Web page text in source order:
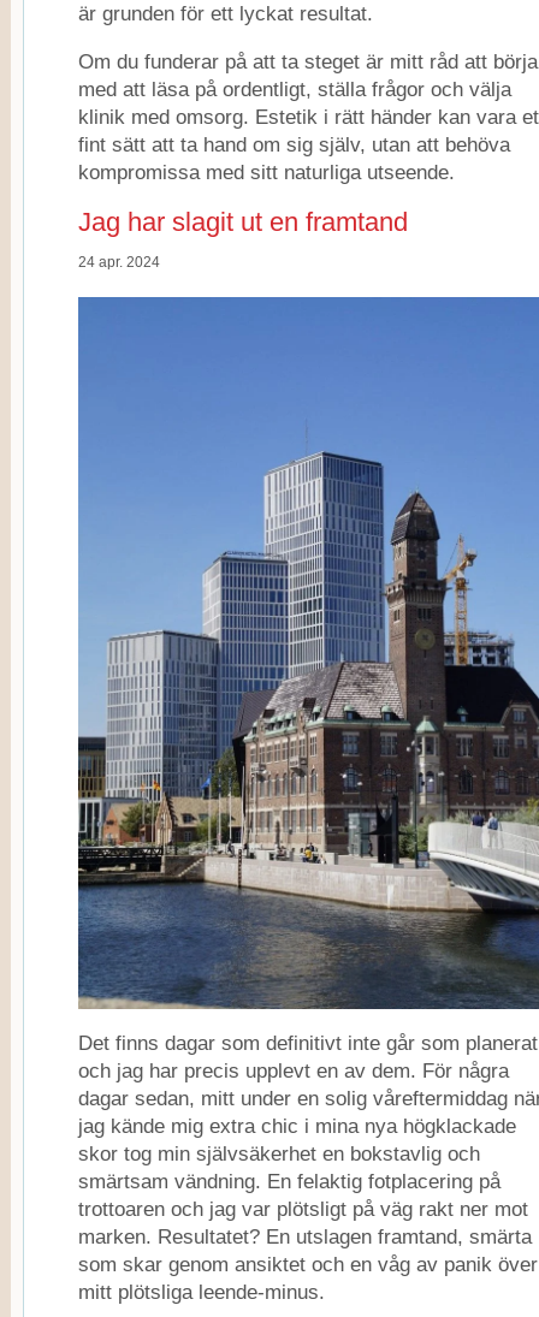
är grunden för ett lyckat resultat.
Om du funderar på att ta steget är mitt råd att börja
med att läsa på ordentligt, ställa frågor och välja
klinik med omsorg. Estetik i rätt händer kan vara
fint sätt att ta hand om sig själv, utan att behöva
kompromissa med sitt naturliga utseende.
Jag har slagit ut en framtand
24 apr. 2024
Det finns dagar som definitivt inte går som planerat
och jag har precis upplevt en av dem. För några
dagar sedan, mitt under en solig våreftermiddag
jag kände mig extra chic i mina nya högklackade
skor tog min självsäkerhet en bokstavlig och
smärtsam vändning. En felaktig fotplacering på
trottoaren och jag var plötsligt på väg rakt ner mot
marken. Resultatet? En utslagen framtand, smärta
som skar genom ansiktet och en våg av panik över
mitt plötsliga leende-minus.